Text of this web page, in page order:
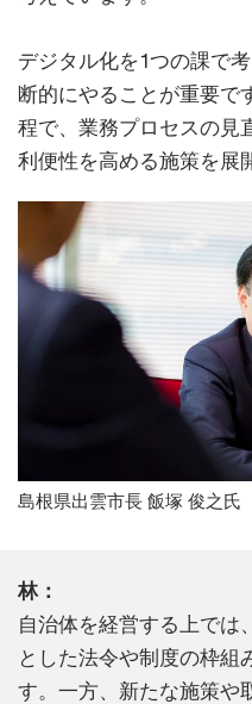
島根県出雲市長 飯塚 俊之氏
デジタル化を1つの課で
断的にやることが重要で
程で、業務プロセスの見
利便性を高める施策を展
林：
自治体を経営する上では
とした法令や制度の枠組
す。一方、新たな施策や